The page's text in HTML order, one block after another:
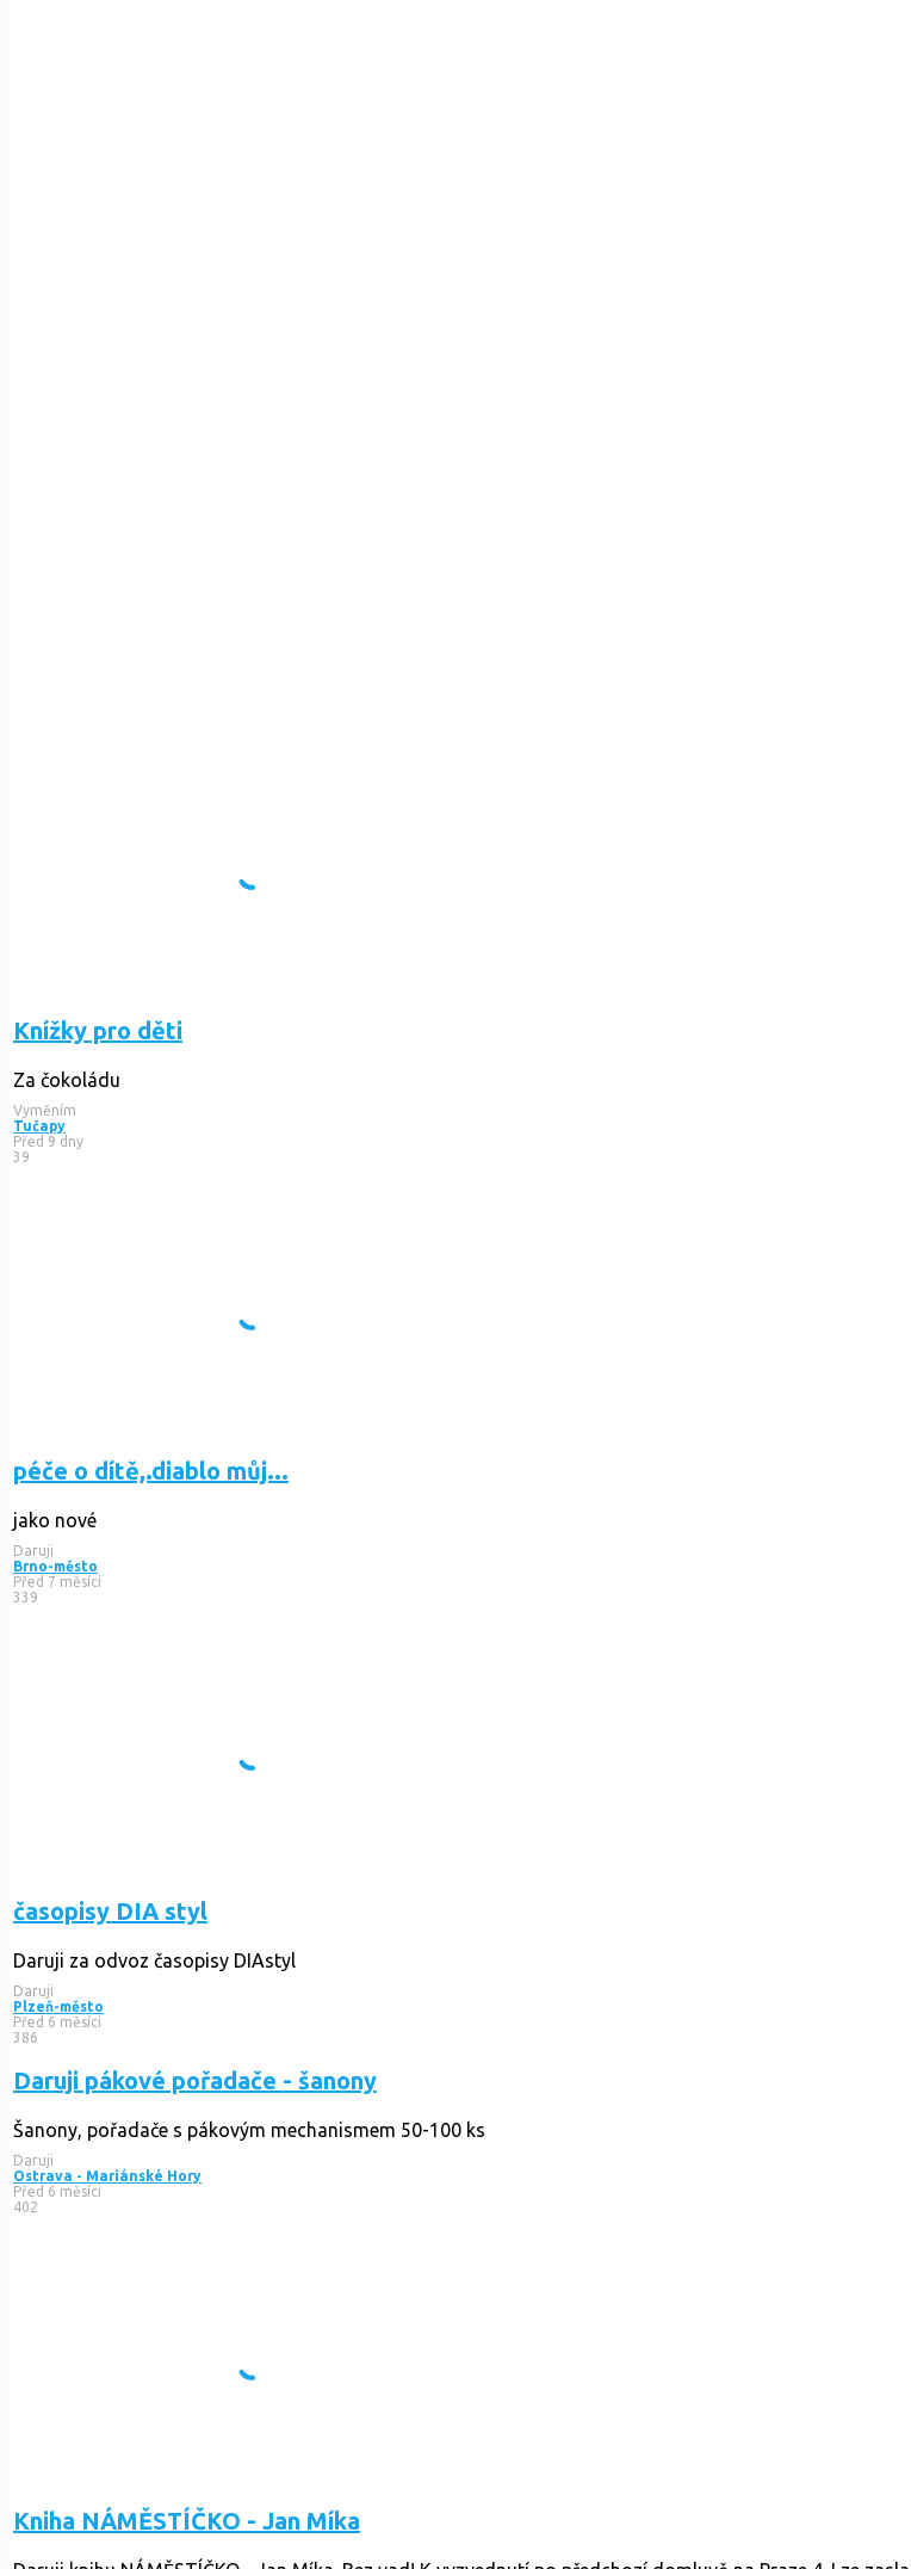
Knížky pro děti
Za čokoládu
Vyměním
Tučapy
Před 9 dny
39
péče o dítě,.diablo můj...
jako nové
Daruji
Brno-město
Před 7 měsíci
339
časopisy DIA styl
Daruji za odvoz časopisy DIAstyl
Daruji
Plzeň-město
Před 6 měsíci
386
Daruji pákové pořadače - šanony
Šanony, pořadače s pákovým mechanismem 50-100 ks
Daruji
Ostrava - Mariánské Hory
Před 6 měsíci
402
Kniha NÁMĚSTÍČKO - Jan Míka